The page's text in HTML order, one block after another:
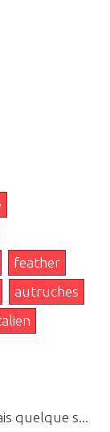
feather
autruches
quelque s...